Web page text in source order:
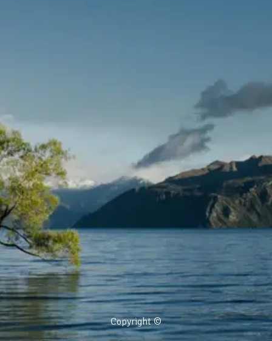
Copyright ©